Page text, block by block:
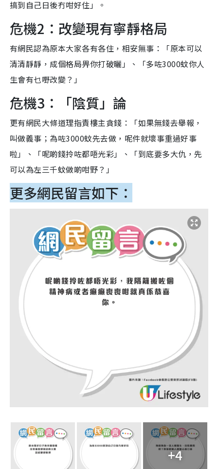
搞到自己日後冇咁好住」。
危機2：改變現有寧靜格局
有網民認為原本大家各有各住，相安無事：「原本可以
清清靜靜，成個格局畀你打破曬」、「多咗3000蚊你人
生會有乜嘢改變？」
危機3：「陰質」論
更有網民大條道理指責樓主貪錢：「如果無錢去舉報，
叫做義事；為咗3000蚊先去做，呢件就壞事重過好事
啦」、「呢啲錢拎咗都唔光彩」、「到底要多大仇，先
可以為左三千蚊做啲咁野？」
更多網民留言如下：
+4